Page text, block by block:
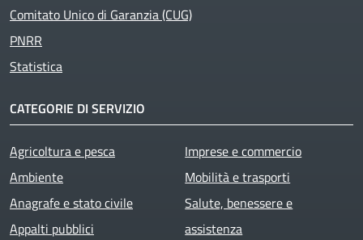
Comitato Unico di Garanzia (CUG)
PNRR
Statistica
CATEGORIE DI SERVIZIO
Agricoltura e pesca
Ambiente
Anagrafe e stato civile
Appalti pubblici
Imprese e commercio
Mobilità e trasporti
Salute, benessere e
assistenza